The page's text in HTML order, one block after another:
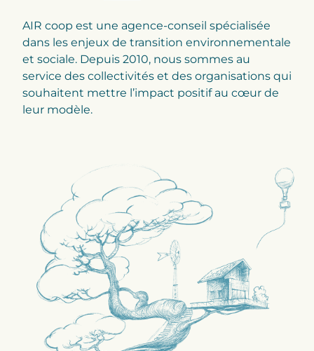
Notre équipe
AIR coop est une agence-conseil spécialisée
dans les enjeux de transition environnementale
et sociale. Depuis 2010, nous sommes au
service des collectivités et des organisations qui
souhaitent mettre l’impact positif au cœur de
leur modèle.